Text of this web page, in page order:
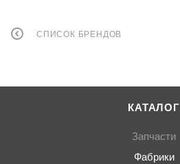
СПИСОК БРЕНДОВ
КАТАЛОГ
Запчасти
Фабрики